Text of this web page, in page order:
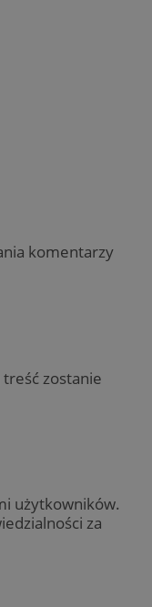
komentarzy
zostanie
użytkowników.
za